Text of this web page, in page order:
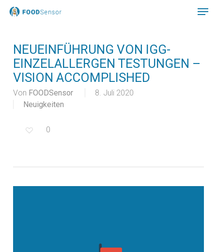
Skip
NEUEINFÜHRUNG VON IGG-
EINZELALLERGEN TESTUNGEN –
VISION ACCOMPLISHED
Von FOODSensor
8. Juli 2020
Neuigkeiten
0